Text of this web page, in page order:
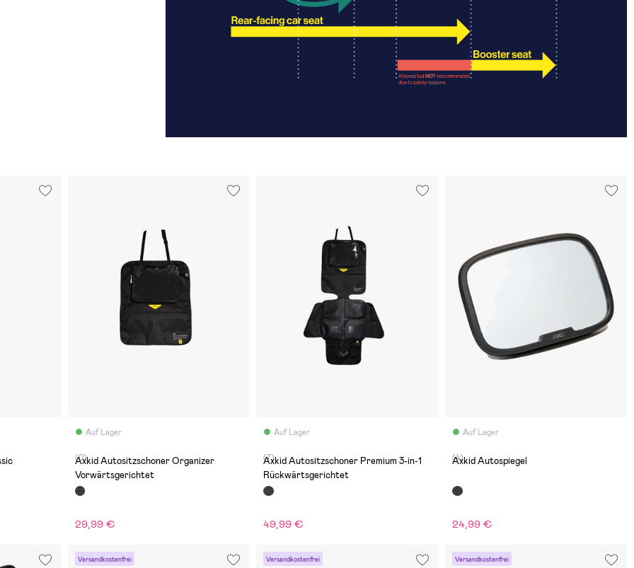
Auf Lager
(0)
Axkid Autositzschoner Organizer
Vorwärtsgerichtet
29,99 €
Auf Lager
(7)
Axkid Autositzschoner Premium 3-in-1
Rückwärtsgerichtet
49,99 €
Auf Lager
(4)
Axkid Autospiegel
24,99 €
Versandkostenfrei Versandkostenfrei Versandkostenfrei